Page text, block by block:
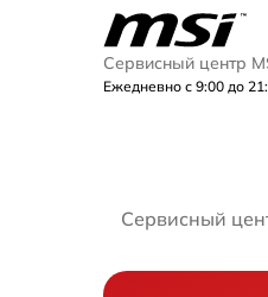
Сервисный центр
Ежедневно с 9:00 до
Сервисный